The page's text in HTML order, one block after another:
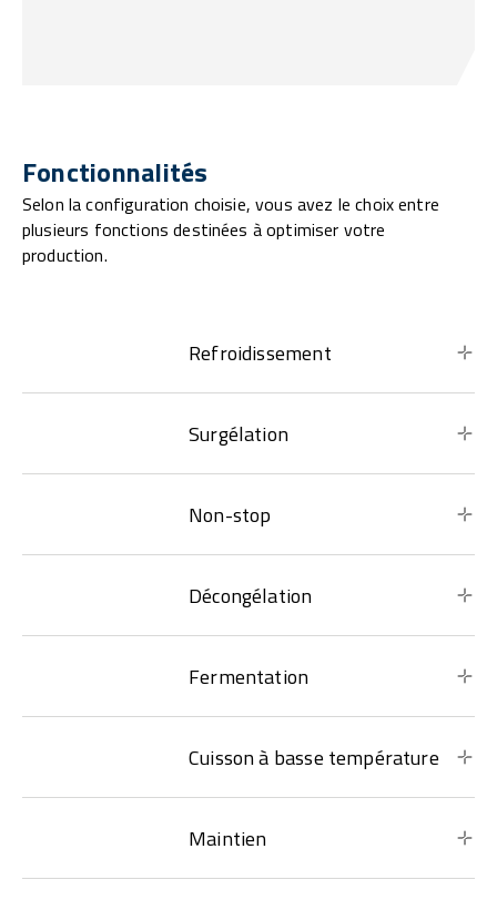
Fonctionnalités
Selon la configuration choisie, vous avez le choix entre
plusieurs fonctions destinées à optimiser votre
production.
Refroidissement
Surgélation
Non-stop
Décongélation
Fermentation
Cuisson à basse température
Maintien